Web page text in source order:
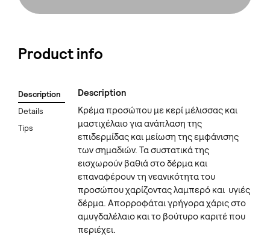
Product info
Description
Details
Tips
Description
Κρέμα προσώπου με κερί μέλισσας και
μαστιχέλαιο για ανάπλαση της
επιδερμίδας και μείωση της εμφάνισης
των σημαδιών. Τα συστατικά της
εισχωρούν βαθιά στο δέρμα και
επαναφέρουν τη νεανικότητα του
προσώπου χαρίζοντας λαμπερό και υγιές
δέρμα. Απορροφάται γρήγορα χάρις στο
αμυγδαλέλαιο και το βούτυρο καριτέ που
περιέχει.